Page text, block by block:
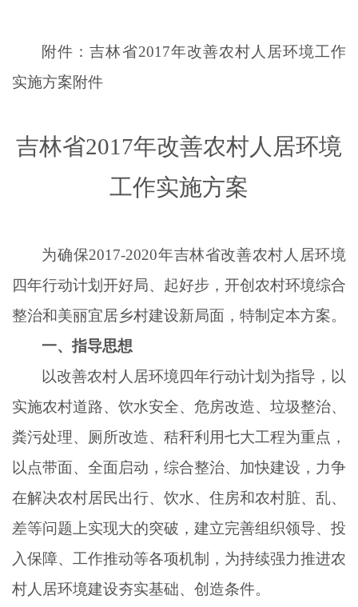
附件：吉林省2017年改善农村人居环境工作
实施方案附件
吉林省2017年改善农村人居环境
工作实施方案
为确保2017-2020年吉林省改善农村人居环境
四年行动计划开好局、起好步，开创农村环境综合
整治和美丽宜居乡村建设新局面，特制定本方案。
一、指导思想
以改善农村人居环境四年行动计划为指导，以
实施农村道路、饮水安全、危房改造、垃圾整治、
粪污处理、厕所改造、秸秆利用七大工程为重点，
以点带面、全面启动，综合整治、加快建设，力争
在解决农村居民出行、饮水、住房和农村脏、乱、
差等问题上实现大的突破，建立完善组织领导、投
入保障、工作推动等各项机制，为持续强力推进农
村人居环境建设夯实基础、创造条件。